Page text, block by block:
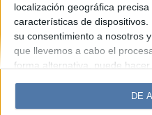
localización geográfica
características de
su consentimiento a nosotros
que llevemos a cabo el
forma alternativa, puede
cambiar sus preferencias
Tenga en cuenta que algún
DE